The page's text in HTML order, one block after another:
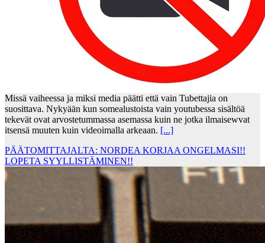
Missä vaiheessa ja miksi media päätti että vain Tubettajia on
suosittava. Nykyään kun somealustoista vain youtubessa sisältöä
tekevät ovat arvostetummassa asemassa kuin ne jotka ilmaisewvat
itsensä muuten kuin videoimalla arkeaan. [...]
PÄÄTOMITTAJALTA: NORDEA KORJAA ONGELMASI!!
LOPETA SYYLLISTÄMINEN!!